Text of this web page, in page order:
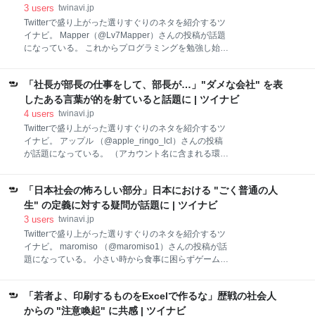
居ないと仕事は回らないんですよ。 — 渡邉 直太@ジ
ェットコースター社長 (@REXCOASTER) July 29,
2021 「10を10」の人って目立たないけど会社として
は重要だよね。 これには共感の声が寄せられた。 当た
ですが、このような例え方を加えるとわかりやすいで
すね。 — 木林森（aka.煌すばら） (@sekiyakeibu
す笑」 | ツイナビ
3 users twinavi.jp
Twitterで盛り上がった選りすぐりのネタを紹介するツ
イナビ。 Mapper（@Lv7Mapper）さんの投稿が話題
になっている。 これからプログラミングを勉強し始め
はやるな ・SNSのプログラミング ECサイト運営の方
法教えます！師匠紹介します！月収◯桁！とかの詐欺
に騙されるな ・男は女装しよう — Mapper
(@Lv7Mapper) May 7, 2021 男は女装……？！ 最後の
は謎（笑） めっちゃ分かります笑笑 — Rÿëにゃん🐈
(@ryenyan_) May 8, 2021 最後草 — とうふ
.iso@よ
「社長が部長の仕事をして、部長が…」"ダメな会社" を表
したある言葉が的を射ていると話題に | ツイナビ
4 users twinavi.jp
Twitterで盛り上がった選りすぐりのネタを紹介するツ
イナビ。 アップル （@apple_ringo_lcl）さんの投稿
が話題になっている。 （アカウント名に含まれる環境
の仕事をし、課長が係長の仕事をし、係長が平社員の
仕事をしている。では平社員はと言えば、ただ会社の
将来を憂いている」っていう言葉、的を得ていると思
う。 — アップル (@apple_ringo_lcl) May 17, 2021 な
るほどなぁ。これってもしかして……。 弊社ですね
（憂いてる平社員） — 緋嶺 (@wasser888) May 18,
「自分の会社だ」と気づく人が続出！ 「な
「日本社会の怖ろしい部分」日本における "ごく普通の人
生" の定義に対する疑問が話題に | ツイナビ
3 users twinavi.jp
Twitterで盛り上がった選りすぐりのネタを紹介するツ
イナビ。 maromiso （@maromiso1）さんの投稿が話
題になっている。 小さい時から食事に困らずゲームや
恵まれてる訳ではないごく普通の人生、と言い切って
しまう。これが日本社会の怖ろしい部分だと思いま
「若者よ、印刷するものをExcelで作るな」歴戦の社会人
からの "注意喚起" に共感 | ツイナビ